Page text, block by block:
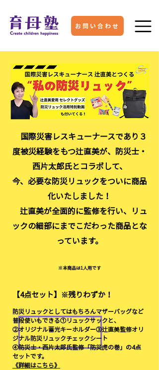
お問い合わせ
国際災害レスキューナースであり３
度被災経験をもつ辻直美が、防災士・
西片太郎氏とコラボして、
今、必要な防災リュックをついに商品
化いたしました！
辻直美が全面的に監修を行い、リュ
ックの細部にまでこだわった商品とな
っています。
※本商品は1人用です
【4点セット】※残りわずか！
防災リュックとしてはもちろんマザーバッグなど
普段使いもできる①リュックサックと、
②オリジナル蓄光キーホルダー③辻直美監修オリ
ジナル防災リュックチェックシート
④防災士・西片太郎氏監修「防災虎の巻」の4点
セットです。
《詳細はこちら》